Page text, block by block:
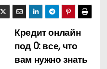
Кредит онлайн
под 0: все, что
вам нужно знать